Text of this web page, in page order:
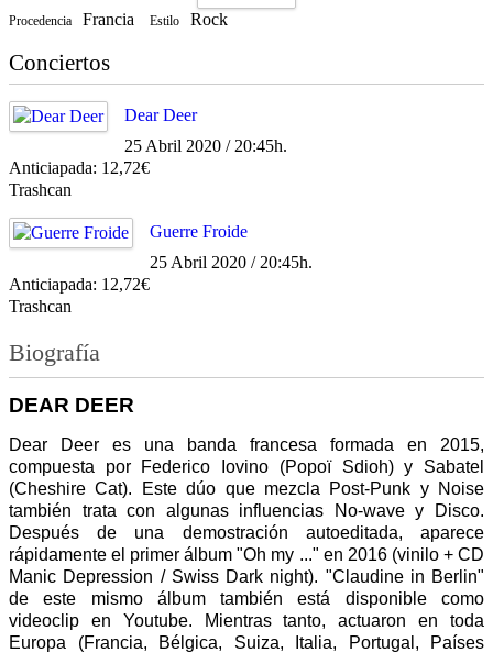
Procedencia Francia Estilo Rock
Conciertos
Dear Deer
25 Abril 2020 / 20:45h.
Anticiapada: 12,72€
Trashcan
Guerre Froide
25 Abril 2020 / 20:45h.
Anticiapada: 12,72€
Trashcan
Biografía
DEAR DEER
Dear Deer es una banda francesa formada en 2015,
compuesta por Federico Iovino (Popoï Sdioh) y Sabatel
(Cheshire Cat). Este dúo que mezcla Post-Punk y Noise
también trata con algunas influencias No-wave y Disco.
Después de una demostración autoeditada, aparece
rápidamente el primer álbum "Oh my ..." en 2016 (vinilo + CD
Manic Depression / Swiss Dark night). "Claudine in Berlin"
de este mismo álbum también está disponible como
videoclip en Youtube. Mientras tanto, actuaron en toda
Europa (Francia, Bélgica, Suiza, Italia, Portugal, Países